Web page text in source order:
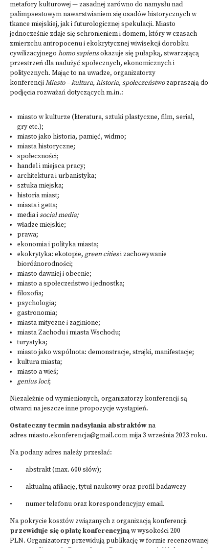
metafory kulturowej — zasadnej zarówno do namysłu nad
palimpsestowym nawarstwianiem się osadów historycznych w
tkance miejskiej, jak i futurologicznej spekulacji. Miasto
jednocześnie zdaje się schronieniem i domem, który w czasach
zmierzchu antropocenu i ekokrytycznej wiwisekcji dorobku
cywilizacyjnego homo sapiensokazuje się pułapką, stwarzającą
przestrzeń dla nadużyć społecznych, ekonomicznych i
politycznych. Mając to na uwadze, organizatorzy
konferencjiMiasto – kultura, historia, społeczeństwozapraszają do
podjęcia rozważań dotyczących m.in.:
miasto w kulturze (literatura, sztuki plastyczne, film, serial,
gry etc.);
miasto jako historia, pamięć, widmo;
miasta historyczne;
społeczności;
handel i miejsca pracy;
architektura i urbanistyka;
sztuka miejska;
historia miast;
miasta i getta;
media isocial media;
władze miejskie;
prawa;
ekonomia i polityka miasta;
ekokrytyka: ekotopie, green citiesi zachowywanie
bioróżnorodności;
miasto dawniej i obecnie;
miasto a społeczeństwo i jednostka;
filozofia;
psychologia;
gastronomia;
miasta mityczne i zaginione;
miasta Zachodu i miasta Wschodu;
turystyka;
miasto jako wspólnota: demonstracje, strajki, manifestacje;
kultura miasta;
miasto a wieś;
genius loci;
Niezależnie od wymienionych, organizatorzy konferencji są
otwarci na jeszcze inne propozycje wystąpień.
Ostateczny termin nadsyłania abstraktówna
adres miasto.ekonferencja@gmail.com mija 3 września 2023 roku.
Na podany adres należy przesłać:
• abstrakt (max. 600 słów);
• aktualną afiliację, tytuł naukowy oraz profil badawczy
• numer telefonu oraz korespondencyjny email.
Na pokrycie kosztów związanych z organizacją konferencji
przewiduje się opłatę konferencyjnąw wysokości 200
PLN. Organizatorzy przewidują publikację w formie recenzowanej